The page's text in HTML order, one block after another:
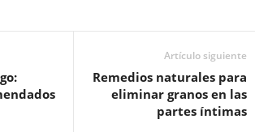
Artículo siguiente
Remedios naturales para
eliminar granos en las
partes íntimas